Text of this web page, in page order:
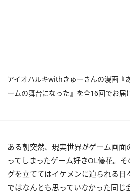
アイオハルキwithきゅーさんの漫画『
ームの舞台になった』を全16回でお届
ある朝突然、現実世界がゲーム画面
ってしまったゲーム好きOL優花。そ
グを立ててはイケメンに迫られる日
ではなんとも思っていなかった同じ